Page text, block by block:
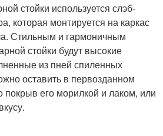
стойки используется слэб-
которая монтируется на каркас
Стильным и гармоничным
стойки будут высокие
из пней спиленных
оставить в первозданном
покрыв его морилкой и лаком, или